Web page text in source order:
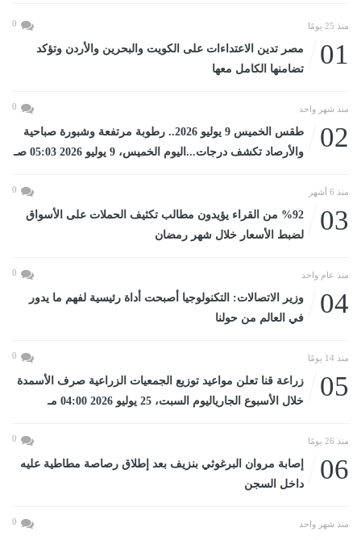
منذ 25 يومًا 0
01
مصر تدين الاعتداءات على الكويت والبحرين والأردن وتؤكد
تضامنها الكامل معها
منذ شهر واحد 0
02
طقس الخميس 9 يوليو 2026.. رطوبة مرتفعة وشبورة صباحية
والأرصاد تكشف درجات...اليوم الخميس، 9 يوليو 2026 05:03 صـ
منذ 6 أشهر 0
03
%92 من القراء يؤيدون مطالب تكثيف الحملات على الأسواق
لضبط الأسعار خلال شهر رمضان
منذ عام واحد 0
04
وزير الاتصالات: التكنولوجيا أصبحت أداة رئيسية لفهم ما يدور
في العالم من حولنا
منذ 14 يومًا 0
05
زراعة قنا تعلن مواعيد توزيع الجمعيات الزراعية صرف الأسمدة
خلال الأسبوع الجارياليوم السبت، 25 يوليو 2026 04:00 مـ
منذ 26 يومًا 0
06
إصابة مروان البرغوثي بنزيف بعد إطلاق رصاصة مطاطية عليه
داخل السجن
منذ شهر واحد 0